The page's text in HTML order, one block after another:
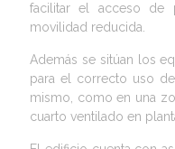
facilitar el acceso de
movilidad reducida.
Además se sitúan los
para el correcto uso
mismo, como en una
cuarto ventilado en